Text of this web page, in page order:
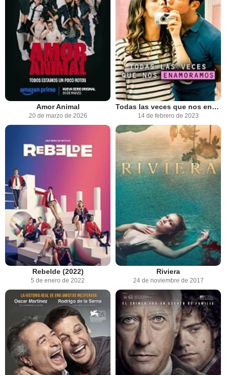
Amor Animal
20 de marzo de 2026
Todas las veces que nos enamoramos
14 de febrero de 2023
Rebelde (2022)
5 de enero de 2022
Riviera
24 de noviembre de 2017